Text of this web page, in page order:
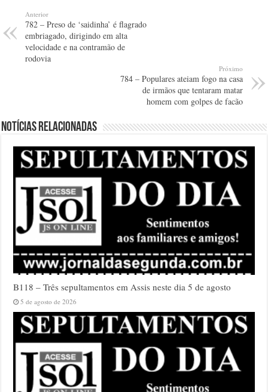
Anterior
782 – Preso de ‘saidinha’ é flagrado
embriagado, dirigindo em alta
velocidade e na contramão de
rodovia
Próximo
784 – Populares ateiam fogo na casa
de irmãos que tentaram matar
homem com golpes de facão
Notícias relacionadas
B118 – Três sepultamentos em Assis neste dia 5 de agosto
5 de agosto de 2026